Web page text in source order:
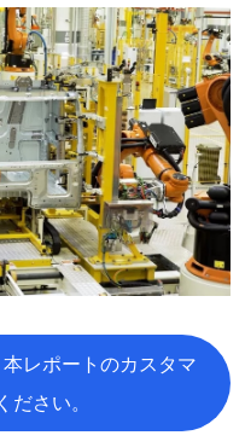
レポートのカスタマ
ださい。